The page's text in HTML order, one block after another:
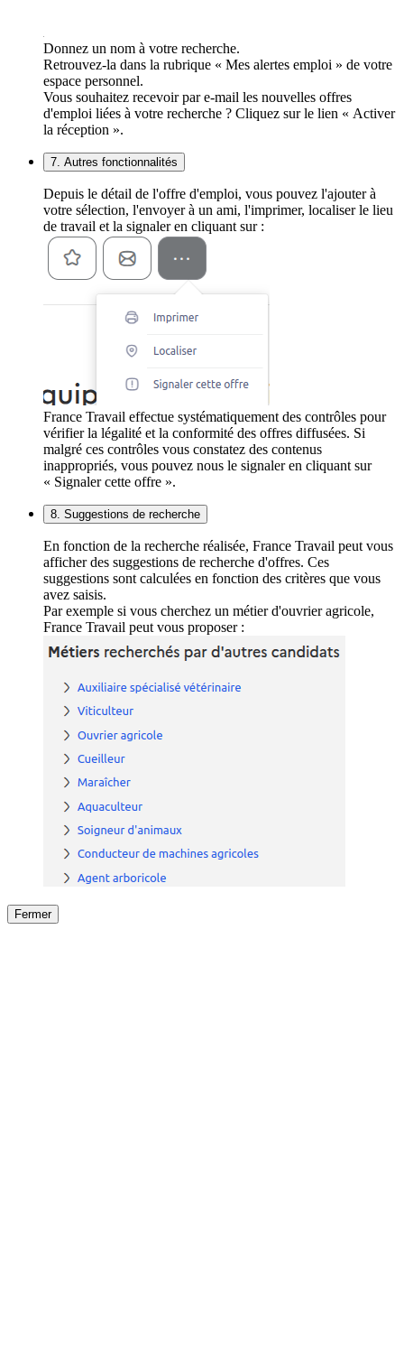
Donnez un nom à votre recherche.
Retrouvez-la dans la rubrique « Mes alertes emploi » de votre
espace personnel.
Vous souhaitez recevoir par e-mail les nouvelles offres
d'emploi liées à votre recherche ? Cliquez sur le lien « Activer
la réception ».
7. Autres fonctionnalités
Depuis le détail de l'offre d'emploi, vous pouvez l'ajouter à
votre sélection, l'envoyer à un ami, l'imprimer, localiser le lieu
de travail et la signaler en cliquant sur :
France Travail effectue systématiquement des contrôles pour
vérifier la légalité et la conformité des offres diffusées. Si
malgré ces contrôles vous constatez des contenus
inappropriés, vous pouvez nous le signaler en cliquant sur
« Signaler cette offre ».
8. Suggestions de recherche
En fonction de la recherche réalisée, France Travail peut vous
afficher des suggestions de recherche d'offres. Ces
suggestions sont calculées en fonction des critères que vous
avez saisis.
Par exemple si vous cherchez un métier d'ouvrier agricole,
France Travail peut vous proposer :
Fermer